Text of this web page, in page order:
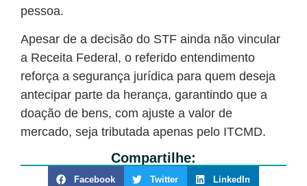
pessoa.
Apesar de a decisão do STF ainda não vincular
a Receita Federal, o referido entendimento
reforça a segurança jurídica para quem deseja
antecipar parte da herança, garantindo que a
doação de bens, com ajuste a valor de
mercado, seja tributada apenas pelo ITCMD.
Compartilhe:
Facebook Twitter LinkedIn